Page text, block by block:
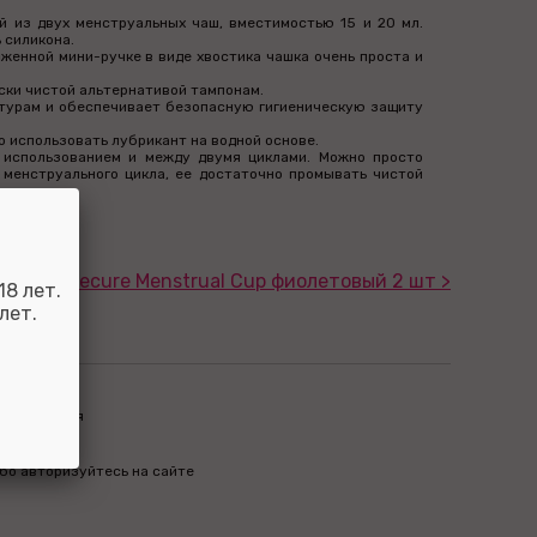
двух менструальных чаш, вместимостью 15 и 20 мл.
мини-ручке в виде хвостика чашка очень проста и
чистой альтернативой тампонам.
и обеспечивает безопасную гигиеническую защиту
лубрикант на водной основе.
и между двумя циклами. Можно просто
цикла, ее достаточно промывать чистой
Feel secure Menstrual Cup фиолетовый 2 шт >
авторизуйтесь на сайте
лет.